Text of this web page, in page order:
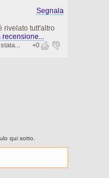
Segnala
rivelato tutt'altro
recensione...
+0
qui sotto.